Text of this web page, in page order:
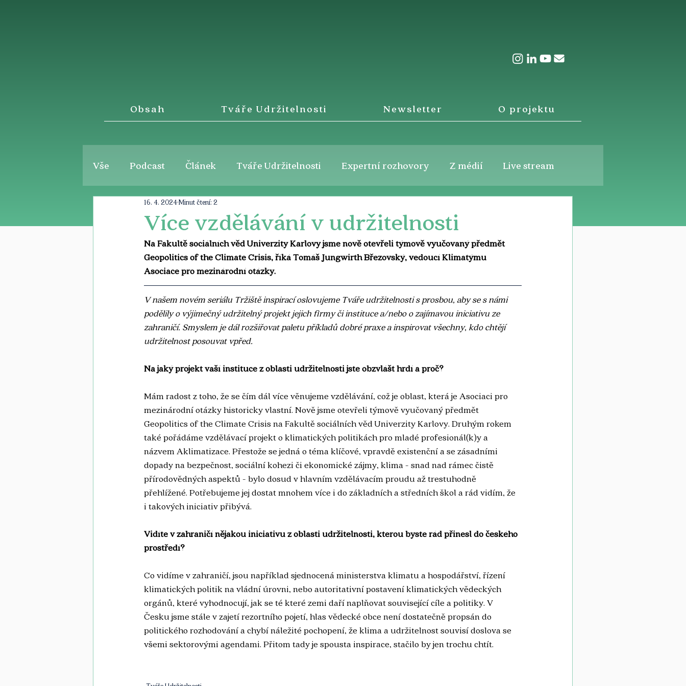
Obsah Tváře Udržitelnosti Newsletter O projektu
Vše Podcast Článek Tváře Udržitelnosti Expertní rozhovory Z médií Live stream
Více vzdělávání v udržitelnosti
16. 4. 2024Minut čtení: 2
Na Fakultě sociálních věd Univerzity Karlovy jsme nově otevřeli týmově vyučovaný předmět
Geopolitics of the Climate Crisis, říkáTomáš Jungwirth Březovský, vedoucí Klimatýmu
Asociace pro mezinárodní otázky.
V našem novém seriálu Tržiště inspirací oslovujeme Tváře udržitelnosti s prosbou, aby se s námi
podělily o výjimečný udržitelný projekt jejich firmy či instituce a/nebo o zajímavou iniciativu ze
zahraničí. Smyslem je dál rozšiřovat paletu příkladů dobré praxe a inspirovat všechny, kdo chtějí
udržitelnost posouvat vpřed.
Na jaký projekt vaší instituce z oblasti udržitelnosti jste obzvlášť hrdí a proč?
Mám radost z toho, že se čím dál více věnujeme vzdělávání, což je oblast, která je Asociaci pro
mezinárodní otázky historicky vlastní. Nově jsme otevřeli týmově vyučovaný předmět
Geopolitics of the Climate Crisis na Fakultě sociálních věd Univerzity Karlovy. Druhým rokem
také pořádáme vzdělávací projekt o klimatických politikách pro mladé profesionál(k)y a
názvem Aklimatizace. Přestože se jedná o téma klíčové, vpravdě existenční a se zásadními
dopady na bezpečnost, sociální kohezi či ekonomické zájmy, klima - snad nad rámec čistě
přírodovědných aspektů - bylo dosud v hlavním vzdělávacím proudu až trestuhodně
přehlížené. Potřebujeme jej dostat mnohem více i do základních a středních škol a rád vidím, že
i takových iniciativ přibývá.
Vidíte v zahraničí nějakou iniciativu z oblasti udržitelnosti, kterou byste rád přinesl do českého
prostředí?
Co vidíme v zahraničí, jsou například sjednocená ministerstva klimatu a hospodářství, řízení
klimatických politik na vládní úrovni, nebo autoritativní postavení klimatických vědeckých
orgánů, které vyhodnocují, jak se té které zemi daří naplňovat související cíle a politiky. V
Česku jsme stále v zajetí rezortního pojetí, hlas vědecké obce není dostatečně propsán do
politického rozhodování a chybí náležité pochopení, že klima a udržitelnost souvisí doslova se
všemi sektorovými agendami. Přitom tady je spousta inspirace, stačilo by jen trochu chtít.